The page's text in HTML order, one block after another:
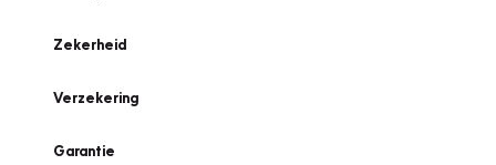
Zekerheid
Verzekering
Garantie